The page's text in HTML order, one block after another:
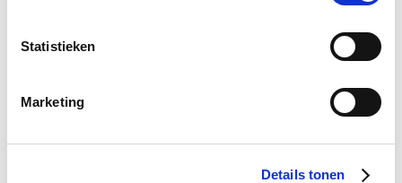
Statistieken
Marketing
Details tonen
€ 23,95 € 20,36